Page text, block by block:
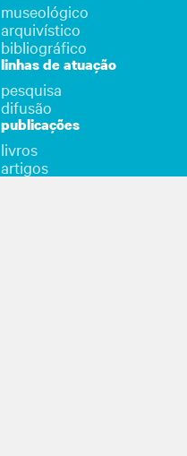
museológico
arquivístico
bibliográfico
linhas de atuação
pesquisa
difusão
publicações
livros
artigos